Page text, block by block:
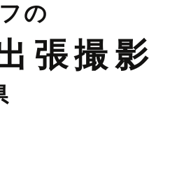
の
張撮影